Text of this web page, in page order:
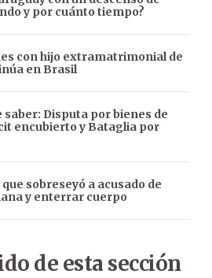
y por cuánto tiempo?
con hijo extramatrimonial de
en Brasil
saber: Disputa por bienes de
encubierto y Bataglia por
sobreseyó a acusado de
y enterrar cuerpo
de esta sección